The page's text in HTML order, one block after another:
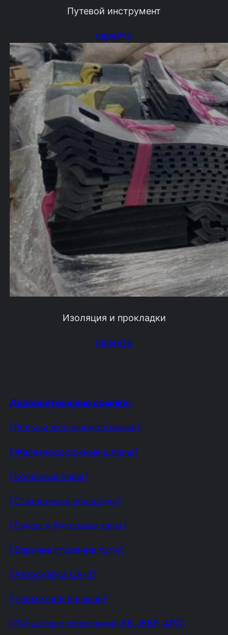
Путевой инструмент
перейти
Изоляция и прокладки
перейти
Дополнительные ссылки:
⟦Рельсы железнодорожные⟧
⟦Железнодорожные шпалы⟧
⟦Колесные пары⟧
⟦Стрелочные переводы⟧
⟦Буксы и буксовые узлы⟧
⟦Верхнее строение пути⟧
⟦Автосцепка СА-3⟧
⟦Тормозной башмак⟧
⟦Рельсовые скрепления КБ, ЖБР, АРС⟧